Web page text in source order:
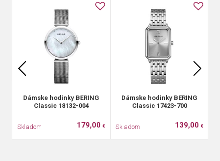
Dámske hodinky BERING
Classic 18132-004
Skladom 179,00 €
Dámske hodinky BERING
Classic 17423-700
Skladom 139,00 €